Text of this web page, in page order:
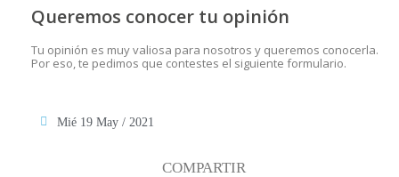
Queremos conocer tu opinión
Tu opinión es muy valiosa para nosotros y queremos conocerla.
Por eso, te pedimos que contestes el siguiente formulario.
Mié 19 May / 2021
COMPARTIR